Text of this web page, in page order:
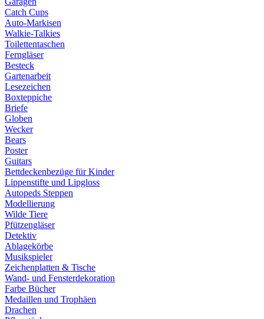
Catch Cups
Auto-Markisen
Walkie-Talkies
Toilettentaschen
Ferngläser
Besteck
Gartenarbeit
Lesezeichen
Boxteppiche
Briefe
Globen
Wecker
Bears
Poster
Guitars
Bettdeckenbezüge für Kinder
Lippenstifte und Lipgloss
Autopeds Steppen
Modellierung
Wilde Tiere
Pfützengläser
Detektiv
Ablagekörbe
Musikspieler
Zeichenplatten & Tische
Wand- und Fensterdekoration
Farbe Bücher
Medaillen und Trophäen
Drachen